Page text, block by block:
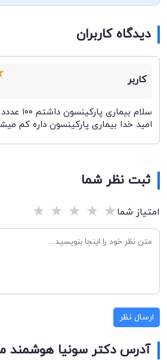
دیدگاه کاربران
کاربر
سلام
امید خدا بیماری پارکینسون داره کم
ثبت نظر شما
امتیاز شما★
★
★
★
★
ارسال نظر
آدرس دکتر سونیا هوشمند